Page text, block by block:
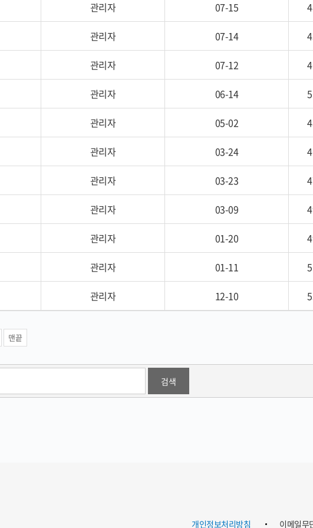
관리자 07-15
관리자 07-14
관리자 07-12
관리자 06-14
관리자 05-02
관리자 03-24
관리자 03-23
관리자 03-09
관리자 01-20
관리자 01-11
관리자 12-10
맨끝
개인정보처리방침 이메일무